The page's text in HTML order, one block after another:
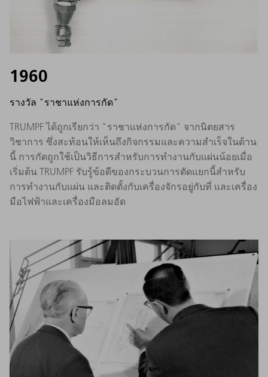
1960
รางวัล "ราชาแห่งการกัด"
TRUMPF ได้ถูกเรียกว่า "ราชาแห่งการกัด" จากนิตยสาร
วิชาการ ซึ่งสะท้อนให้เห็นถึงกิจกรรมและความสำเร็จในด้าน
นี้ การกัดถูกใช้เป็นวิธีการสำหรับการทำงานกับแผ่นน้อยเมื่อ
เริ่มต้น TRUMPF รับรู้ข้อดีของกระบวนการตัดแยกนี้สำหรับ
การทำงานกับแผ่น และติดตั้งกับเครื่องจักรอยู่กับที่ และเครื่อง
มือไฟฟ้าและเครื่องมือลมอัด